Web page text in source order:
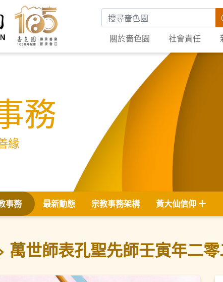
搜尋關鍵字
關於嗇色園
社會責任
務
緣
事務 最新動態 宗教事務架構 黃大仙信仰
萬世師表孔聖先師壬寅年二